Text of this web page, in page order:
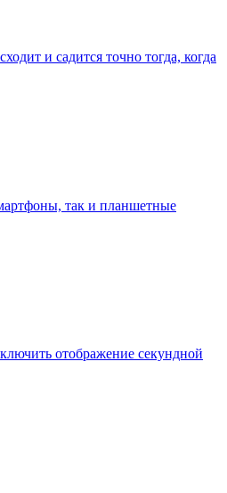
и садится точно тогда, когда
так и планшетные
отображение секундной